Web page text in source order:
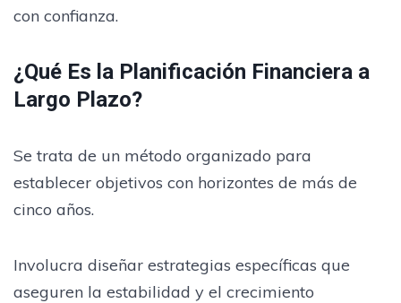
con confianza.
¿Qué Es la Planificación Financiera a
Largo Plazo?
Se trata de un método organizado para
establecer objetivos con horizontes de más de
cinco años.
Involucra diseñar estrategias específicas que
aseguren la estabilidad y el crecimiento